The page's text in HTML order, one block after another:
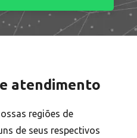
atendimento
regiões de
de seus respectivos